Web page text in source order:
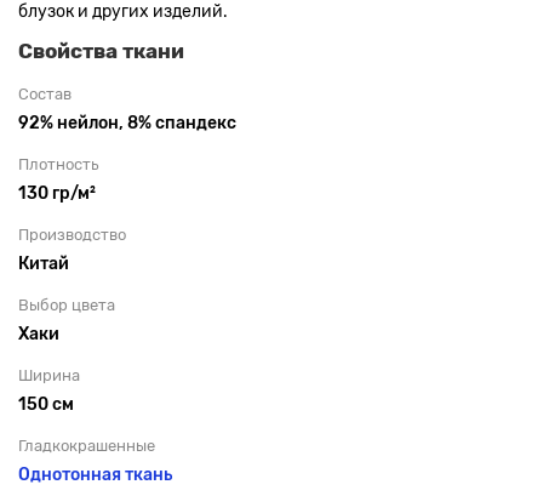
блузок и других изделий.
Свойства ткани
Состав
92% нейлон, 8% спандекс
Плотность
130 гр/м²
Производство
Китай
Выбор цвета
Хаки
Ширина
150 см
Гладкокрашенные
Однотонная ткань